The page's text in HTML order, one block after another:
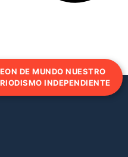
DE MUNDO NUESTRO
INDEPENDIENTE